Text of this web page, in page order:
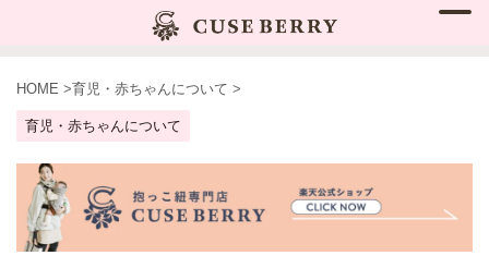
HOME >育児・赤ちゃんについて >
育児・赤ちゃんについて